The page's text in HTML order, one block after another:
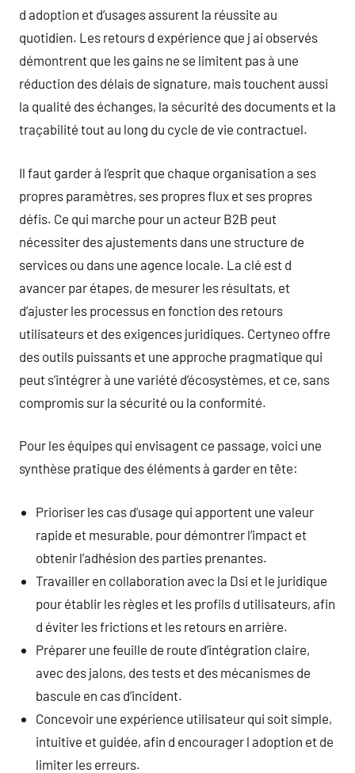
d adoption et d’usages assurent la réussite au
quotidien. Les retours d expérience que j ai observés
démontrent que les gains ne se limitent pas à une
réduction des délais de signature, mais touchent aussi
la qualité des échanges, la sécurité des documents et la
traçabilité tout au long du cycle de vie contractuel.
Il faut garder à l’esprit que chaque organisation a ses
propres paramètres, ses propres flux et ses propres
défis. Ce qui marche pour un acteur B2B peut
nécessiter des ajustements dans une structure de
services ou dans une agence locale. La clé est d
avancer par étapes, de mesurer les résultats, et
d’ajuster les processus en fonction des retours
utilisateurs et des exigences juridiques. Certyneo offre
des outils puissants et une approche pragmatique qui
peut s’intégrer à une variété d’écosystèmes, et ce, sans
compromis sur la sécurité ou la conformité.
Pour les équipes qui envisagent ce passage, voici une
synthèse pratique des éléments à garder en tête:
Prioriser les cas d’usage qui apportent une valeur
rapide et mesurable, pour démontrer l’impact et
obtenir l’adhésion des parties prenantes.
Travailler en collaboration avec la Dsi et le juridique
pour établir les règles et les profils d utilisateurs, afin
d éviter les frictions et les retours en arrière.
Préparer une feuille de route d’intégration claire,
avec des jalons, des tests et des mécanismes de
bascule en cas d’incident.
Concevoir une expérience utilisateur qui soit simple,
intuitive et guidée, afin d encourager l adoption et de
limiter les erreurs.